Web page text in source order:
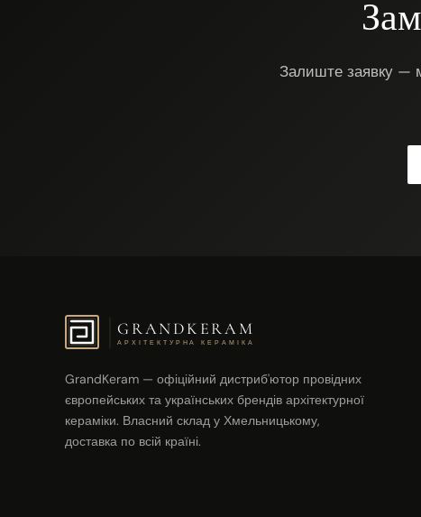
Залиште заявку —
GRANDKERAM
АРХІТЕКТУРНА КЕРАМІКА
GrandKeram — офіційний дистриб'ютор провідних
європейських та українських брендів архітектурної
кераміки. Власний склад у Хмельницькому,
доставка по всій країні.